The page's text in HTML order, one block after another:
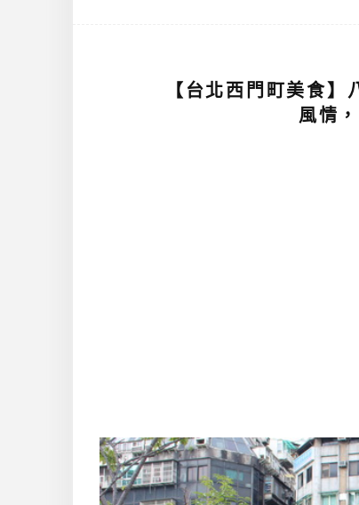
【台北西門町美食
風情